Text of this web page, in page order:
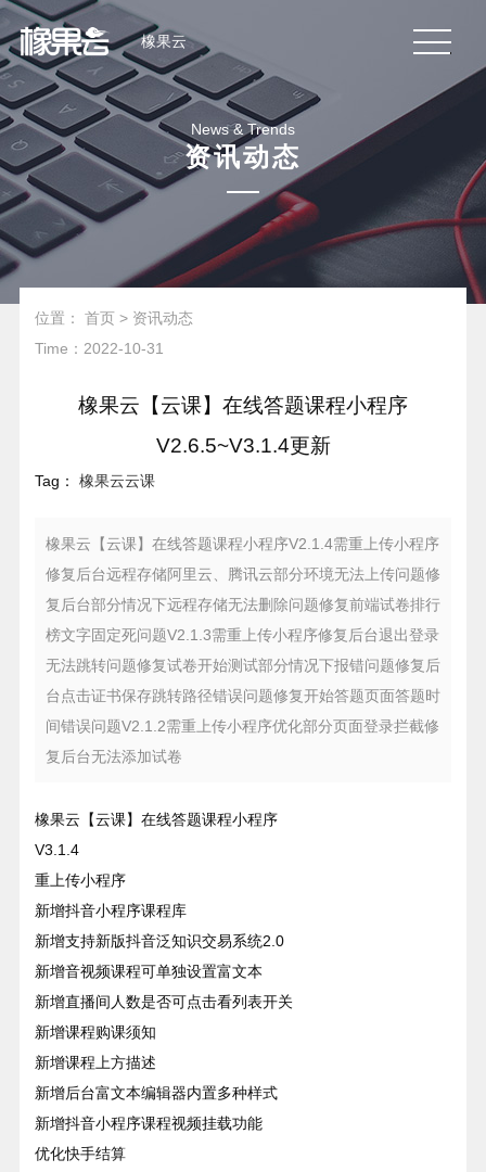
橡果云
News & Trends
资讯动态
位置： 首页> 资讯动态
Time：2022-10-31
橡果云【云课】在线答题课程小程序
V2.6.5~V3.1.4更新
Tag： 橡果云云课
橡果云【云课】在线答题课程小程序V2.1.4需重上传小程序
修复后台远程存储阿里云、腾讯云部分环境无法上传问题修
复后台部分情况下远程存储无法删除问题修复前端试卷排行
榜文字固定死问题V2.1.3需重上传小程序修复后台退出登录
无法跳转问题修复试卷开始测试部分情况下报错问题修复后
台点击证书保存跳转路径错误问题修复开始答题页面答题时
间错误问题V2.1.2需重上传小程序优化部分页面登录拦截修
复后台无法添加试卷
橡果云【云课】在线答题课程小程序
V3.1.4
重上传小程序
新增抖音小程序课程库
新增支持新版抖音泛知识交易系统2.0
新增音视频课程可单独设置富文本
新增直播间人数是否可点击看列表开关
新增课程购课须知
新增课程上方描述
新增后台富文本编辑器内置多种样式
新增抖音小程序课程视频挂载功能
优化快手结算